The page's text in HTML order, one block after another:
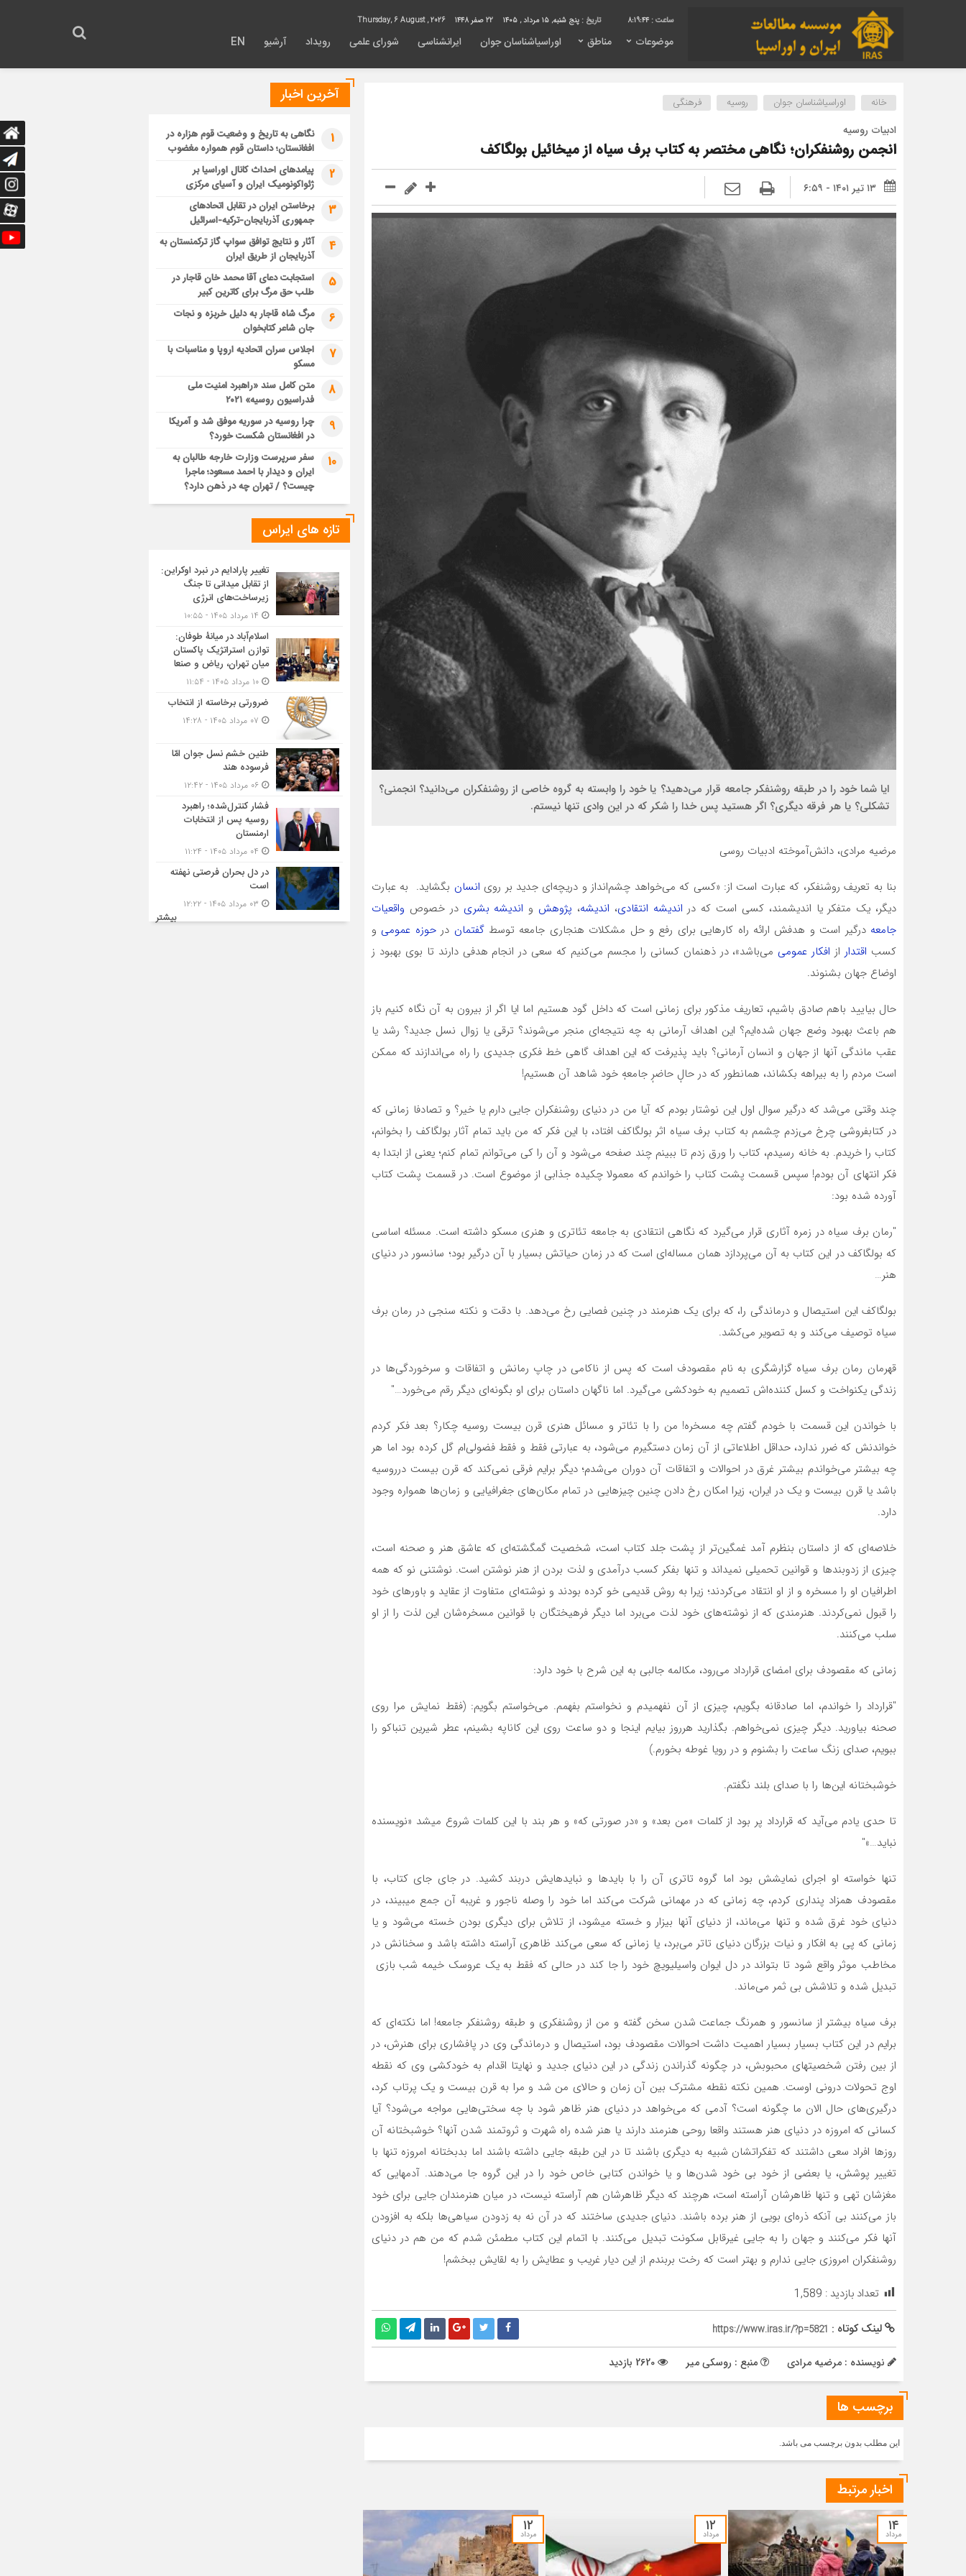
8:19:45 تاریخ : پنج شنبه, ۱۵ مرداد , ۱۴۰۵ 22 صفر 1448
موضوعات مناطق اوراسیاشناسان جوان ایرانشناسی شورای علمی رویداد آرشیو EN
خانه اوراسیاشناسان جوان روسیه فرهنگی
ادبیات روسیه
انجمن روشنفکران؛ نگاهی مختصر به کتاب برف سیاه از میخائیل بولگاکف
۱۳ تیر ۱۴۰۱ - ۶:۵۹
ایا شما خود را در طبقه روشن­فکر جامعه قرار می­‌دهید؟ یا خود را وابسته به گروه خاصی از روشنفکران می­‌دانید؟ انجمنی؟
تشکلی؟ یا هر فرقه دیگری؟ اگر هستید پس خدا را شکر که در این وادی تنها نیستم.
مرضیه مرادی، دانش‌آموخته ادبیات روسی
بنا به تعریف روشن­فکر، که عبارت است از: «کسی که می‌خواهد چشم‌انداز و دریچه‌ای جدید بر روی انسان بگشاید. به عبارت
دیگر، یک متفکر یا اندیشمند، کسی است که در اندیشه انتقادی، اندیشه، پژوهش و اندیشه بشری در خصوص واقعیات
جامعه درگیر است و هدفش ارائه راه کارهایی برای رفع و حل مشکلات هنجاری جامعه توسطگفتمان درحوزه عمومی و
کسب اقتداراز افکار عمومی می‌باشد»، در ذهنمان کسانی را مجسم می­‌کنیم که سعی در انجام هدفی دارند تا بوی بهبود ز
اوضاع جهان بشنوند.
حال بیایید باهم صادق باشیم، تعاریف مذکور برای زمانی است که داخل گود هستیم اما ایا اگر از بیرون به آن نگاه کنیم باز
هم باعث بهبود وضع جهان شده‌­ایم؟ این اهداف آرمانی به چه نتیجه‌­ای منجر می­‌شوند؟ ترقی یا زوال نسل جدید؟ رشد یا
عقب ماندگی آنها از جهان و انسان آرمانی؟ باید پذیرفت که این اهداف گاهی خط فکری جدیدی را راه می­‌اندازند که ممکن
است مردم را به بیراهه بکشاند، همانطور که در حالٖ حاضرٖ جامعهٖ خود شاهد آن هستیم!
چند وقتی می­‌شد که درگیر سوال اول این نوشتار بودم که آیا من در دنیای روشن­فکران جایی دارم یا خیر؟ و تصادفا زمانی که
در کتاب­فروشی چرخ می­‌زدم چشمم به کتاب برف سیاه اثر بولگاکف افتاد، با این فکر که من باید تمام آثار بولگاکف را بخوانم،
کتاب را خریدم. به خانه رسیدم، کتاب را ورق زدم تا ببینم چند صفحه می­‌شود و آن را کی می­‌توانم تمام کنم؛ یعنی از ابتدا به
فکر انتهای آن بودم! سپس قسمت پشت کتاب را خواندم که معمولا چکیده جذابی از موضوع است. در قسمت پشت کتاب
آورده شده بود:
″رمان برف سیاه در زمره آثاری قرار می‌­گیرد که نگاهی انتقادی به جامعه تئاتری و هنری مسکو داشته است. مسئله اساسی
که بولگاکف در این کتاب به آن می‌­پردازد همان مساله‌­ای است که در زمان حیاتش بسیار با آن درگیر بود؛ سانسور در دنیای
هنر…
بولگاکف این استیصال و درماندگی را، که برای یک هنرمند در چنین فصایی رخ می‌­دهد. با دقت و نکته­ سنجی در رمان برف
سیاه توصیف می­‌کند و به تصویر می­‌کشد.
قهرمان رمان برف سیاه گزارشگری به نام مقصودف است که پس از ناکامی در چاپ رمانش و اتفاقات و سرخوردگی­‌ها در
زندگی یکنواخت و کسل­ کننده‌­اش تصمیم به خودکشی می­‌گیرد. اما ناگهان داستان برای او بگونه­‌ای دیگر رقم می­‌خورد…″
با خواندن این قسمت با خودم گفتم چه مسخره! من را با تئاتر و مسائل هنری قرن بیست روسیه چکار؟ بعد فکر کردم
خواندنش که ضرر ندارد، حداقل اطلاعاتی از آن زمان دستگیرم می­‌شود، به عبارتی فقط و فقط فضولی‌­ام گل کرده بود اما هر
چه بیشتر می­‌خواندم بیشتر غرق در احوالات و اتفاقات آن دوران می­‌شدم؛ دیگر برایم فرقی نمی‌کند که قرن بیست درروسیه
باشد یا قرن بیست و یک در ایران، زیرا امکان رخ دادن چنین چیزهایی در تمام مکان­‌های جغرافیایی و زمان­‌ها همواره وجود
دارد.
خلاصه­‌ای که از داستان بنظرم آمد غمگین­‌تر از پشت جلد کتاب است، شخصیت گمگشته­‌ای که عاشق هنر و صحنه است،
چیزی از زدوبند­ها و قوانین تحمیلی نمی­‎داند و تنها بفکر کسب درآمدی و لذت بردن از هنر نوشتن است. نوشتنی نو که همه
اطرافیان او را مسخره و از او انتقاد می­‌کردند؛ زیرا به روش قدیمی خو کرده بودند و نوشته­‌ای متفاوت از عقاید و باورهای خود
را قبول نمی‌­کردند. هنرمندی که از نوشته‌­های خود لذت می­‌برد اما دیگر فرهیختگان با قوانین مسخره‌­شان این لذت را از او
سلب می­‌کنند.
زمانی که مقصودف برای امضای قرارداد می­‌رود، مکالمه جالبی به این شرح با خود دارد:
″قرارداد را خواندم، اما صادقانه بگویم، چیزی از آن نفهمیدم و نخواستم بفهمم. می­‌خواستم بگویم: (فقط نمایش مرا روی
صحنه بیاورید. دیگر چیزی نمی­‌خواهم. بگذارید هرروز بیایم اینجا و دو ساعت روی این کاناپه بشینم، عطر شیرین تنباکو را
ببویم، صدای زنگ ساعت را بشنوم و در رویا غوطه بخورم.)
خوشبختانه این­‌ها را با صدای بلند نگفتم.
تا حدی یادم می‌­آید که قرارداد پر بود از کلمات «من بعد» و «در صورتی که» و هر بند با این کلمات شروع میشد «نویسنده
نباید…»″
تنها خواسته او اجرای نمایشش بود اما گروه تاتری آن را با باید­ها و نباید­هایش دربند کشید. در جای جای کتاب، با
مقصودف همزاد پنداری کردم، چه زمانی که در مهمانی شرکت می­‌کند اما خود را وصله ناجور و غریبه آن جمع می­بیند، در
دنیای خود غرق شده و تنها می­‌ماند، از دنیای آنها بیزار و خسته می­شود، از تلاش برای دیگری بودن خسته می­‌شود و یا
زمانی که پی به افکار و نیات بزرگان دنیای تاتر می‌­برد، یا زمانی که سعی می­‌کند ظاهری آراسته داشته باشد و سخنانش در
مخاطب موثر واقع شود تا بتواند در دل ایوان واسیلیویچ خود را جا کند در حالی که فقط به یک عروسک خیمه شب بازی
تبدیل شده و تلاشش بی ثمر می­‌ماند.
برف سیاه بیشتر از سانسور و همرنگ جماعت شدن سخن گفته و من از روشنفکری و طبقه روشنفکر جامعه! اما نکته­‌ای که
برایم در این کتاب بسیار بسیار اهمیت داشت احوالات مقصودف بود، استیصال و درماندگی وی در پافشاری برای هنرش، در
از بین رفتن شخصیت­های محبوبش، در چگونه گذراندن زندگی در این دنیای جدید و نهایتا اقدام به خودکشی وی که نقطه
اوج تحولات درونی اوست. همین نکته نقطه مشترک بین آن زمان و حالای من شد و مرا به قرن بیست­ و­ یک پرتاب کرد،
درگیری­‌های حال الان ما چگونه است؟ آدمی که می­‌خواهد در دنیای هنر ظاهر شود با چه سختی­‌هایی مواجه می­‌شود؟ آیا
کسانی که امروزه در دنیای هنر هستند واقعا روحی هنرمند دارند یا هنر شده راه شهرت و ثروتمند شدن آنها؟ خوشبختانه آن
روزها افراد سعی داشتند که تفکراتشان شبیه به دیگری باشند تا در این طبقه جایی داشته باشند اما بدبختانه امروزه تنها با
تغییر پوشش، یا بعضی از خود بی خود شدن­‌ها و یا خواندن کتابی خاص خود را در این گروه جا می­‌دهند. آدم­هایی که
مغزشان تهی و تنها ظاهرشان آراسته است، هرچند که دیگر ظاهرشان هم آراسته نیست، در میان هنرمندان جایی برای خود
باز می­‌کنند بی آنکه ذره­‌ای بویی از هنر برده باشند. دنیای جدیدی ساختند که در آن نه به زدودن سیاهی­‌ها بلکه به افزودن
آنها فکر می‌­کنند و جهان را به جایی غیرقابل سکونت تبدیل می­‌کنند. با اتمام این کتاب مطمئن شدم که من هم در دنیای
روشنفکران امروزی جایی ندارم و بهتر است که رخت بربندم از این دیار غریب و عطایش را به لقایش ببخشم!
تعداد بازدید : 1,589
لینک کوتاه : https://www.iras.ir/?p=5821
نویسنده : مرضیه مرادی منبع : روسکی میر
برچسب ها
این مطلب بدون برچسب می باشد.
اخبار مرتبط
۱۴
مرداد ۱۲
مرداد ۱۲
مرداد
آخرین اخبار
1
نگاهی به تاریخ و وضعیت قوم هزاره در
افغانستان؛ داستان قوم همواره مغضوب
2
پیامدهای احداث کانال اوراسیا بر
ژئواکونومیک ایران و آسیای مرکزی
3
برخاستن ایران در تقابل اتحادهای
جمهوری آذربایجان-ترکیه-اسرائیل
4
آثار و نتایج توافق سواپ گاز ترکمنستان به
آذربایجان از طریق ایران
5
استجابت دعای آقا محمد خان قاجار در
طلب حق مرگ برای کاترین کبیر
6
مرگ شاه قاجار به دلیل خربزه و نجات
جان شاعر کتابخوان
7
اجلاس سران اتحادیه اروپا و مناسبات با
مسکو
8
متن کامل سند «راهبرد امنیت ملی
فدراسیون روسیه» ۲۰۲۱
9
چرا روسیه در سوریه موفق شد و آمریکا
در افغانستان شکست خورد؟
10
سفر سرپرست وزارت خارجه طالبان به
ایران و دیدار با احمد مسعود؛ ماجرا
چیست؟ / تهران چه در ذهن دارد؟
تازه های ایراس
تغییر پارادایم در نبرد اوکراین:
از تقابل میدانی تا جنگ
زیرساخت‌های انرژی
اسلام‌آباد در میانۀ طوفان:
توازن استراتژیک پاکستان
میان تهران، ریاض و صنعا
ضرورتی برخاسته از انتخاب
طنین خشم نسل جوان امّا
فرسوده هند
فشار کنترل‌شده؛ راهبرد
روسیه پس از انتخابات
ارمنستان
در دل بحران فرصتی نهفته
است
بیشتر